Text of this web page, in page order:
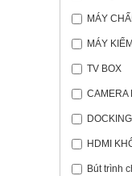
MÁY
MÁY
TV BOX
CAMERA
DOCKING
HDMI
Bút trình